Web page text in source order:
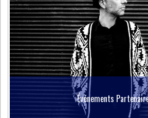
Événements